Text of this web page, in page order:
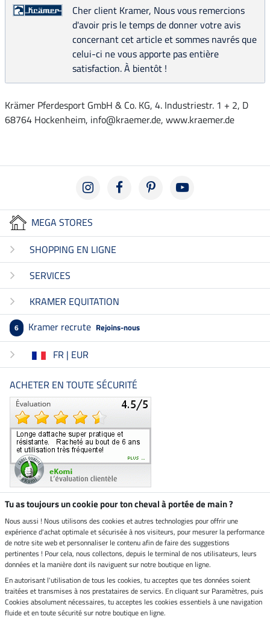
Cher client Kramer, Nous vous remercions
d'avoir pris le temps de donner votre avis
concernant cet article et sommes navrés que
celui-ci ne vous apporte pas entière
satisfaction. À bientôt !
Krämer Pferdesport GmbH & Co. KG, 4. Industriestr. 1 + 2, D
68764 Hockenheim, info@kraemer.de, www.kraemer.de
MEGA STORES
SHOPPING EN LIGNE
SERVICES
KRAMER EQUITATION
6 Kramer recrute Rejoins-nous
FR | EUR
ACHETER EN TOUTE SÉCURITÉ
Boutique climatiquement
neutre
Livraison par
Paiement sécurisé
Tu as toujours un cookie pour ton cheval à portée de main ?
Nous aussi ! Nous utilisons des cookies et autres technologies pour offrir une
expérience d'achat optimale et sécurisée à nos visiteurs, pour mesurer la performance
de notre site web et personnaliser le contenu afin de faire des suggestions
pertinentes ! Pour cela, nous collectons, depuis le terminal de nos utilisateurs, leurs
données et la manière dont ils naviguent sur notre boutique en ligne.
En autorisant l'utilisation de tous les cookies, tu acceptes que tes données soient
traitées et transmises à nos prestataires de servics. En cliquant sur Paramètres, puis
Cookies absolument nécessaires, tu acceptes les cookies essentiels à une navigation
fluide et en toute sécurité sur notre boutique en ligne.